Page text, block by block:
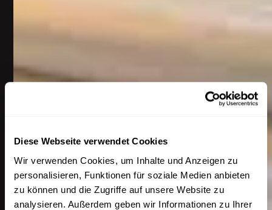
Diese Webseite verwendet Cookies
Wir verwenden Cookies, um Inhalte und Anzeigen zu
personalisieren, Funktionen für soziale Medien anbieten
zu können und die Zugriffe auf unsere Website zu
analysieren. Außerdem geben wir Informationen zu Ihrer